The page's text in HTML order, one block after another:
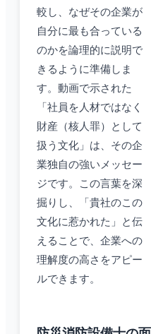
較し、なぜその企業が
自分に最も合っている
のかを論理的に説明で
きるように準備しま
す。動画で示された
「社員を人材ではなく
財産（核人罪）として
扱う文化」は、その企
業独自の強いメッセー
ジです。この言葉を深
掘りし、「貴社のこの
文化に惹かれた」と伝
えることで、企業への
理解度の高さをアピー
ルできます。